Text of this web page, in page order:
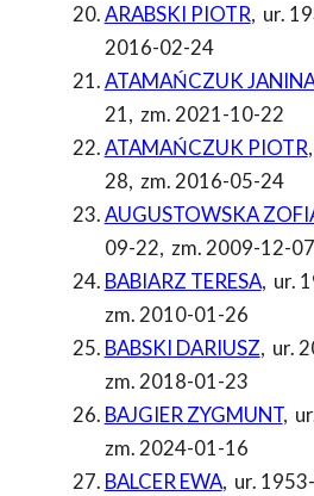
ARABSKI PIOTR, ur.
2016-02-24
ATAMAŃCZUK
21, zm. 2021-10-22
ATAMAŃCZUK PIOTR,
28, zm. 2016-05-24
AUGUSTOWSKA
09-22, zm. 2009-12-07
BABIARZ TERESA, ur.
zm. 2010-01-26
BABSKI DARIUSZ, ur.
zm. 2018-01-23
BAJGIER ZYGMUNT,
zm. 2024-01-16
BALCER EWA, ur.